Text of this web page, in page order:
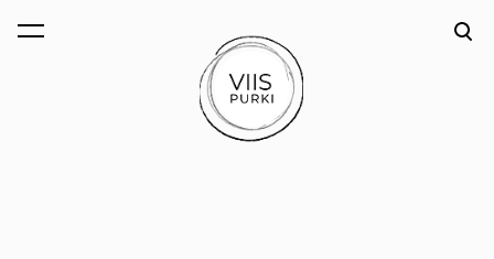
lisati ostukorvi. Vaata ostukorvi